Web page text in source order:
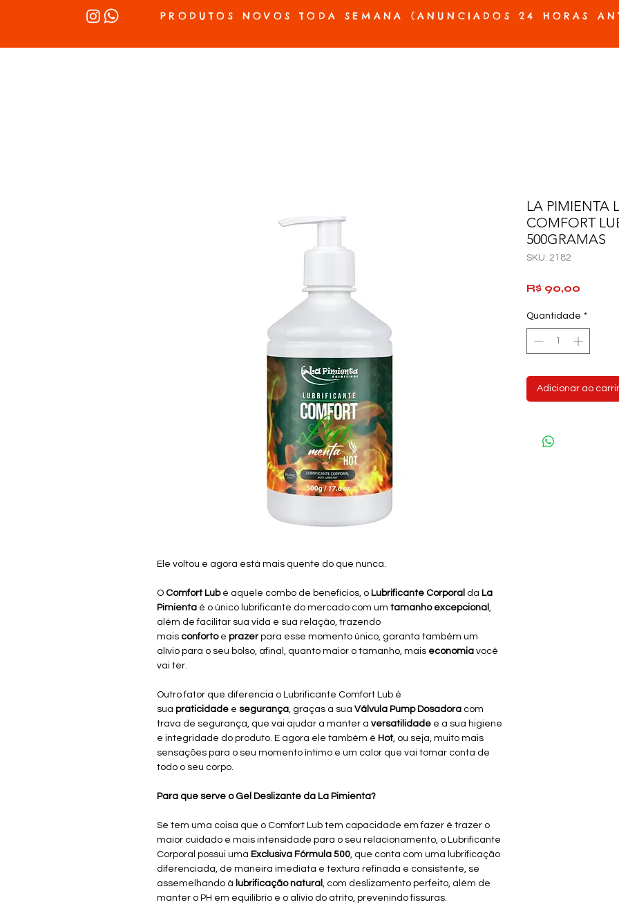
PRODUTOS NOVOS TODA SEMANA (ANUNCIADOS 24 HORAS
Ele voltou e agora está mais quente do que nunca.
O Comfort Lubé aquele combo de benefícios, o Lubrificante Corporal da La
Pimienta é o único lubrificante do mercado com um tamanho excepcional ,
além de facilitar sua vida e sua relação, trazendo
mais conforto e prazerpara esse momento único, garanta também um
alívio para o seu bolso, afinal, quanto maior o tamanho, mais economia você
vai ter.
Outro fator que diferencia o Lubrificante Comfort Lub é
sua praticidade e segurança, graças a sua Válvula Pump Dosadora com
trava de segurança, que vai ajudar a manter a versatilidade e a sua higiene
e integridade do produto. E agora ele também é Hot, ou seja, muito mais
sensações para o seu momento íntimo e um calor que vai tomar conta de
todo o seu corpo.
Para que serve o Gel Deslizante da La Pimienta?
Se tem uma coisa que o Comfort Lub tem capacidade em fazer é trazer o
maior cuidado e mais intensidade para o seu relacionamento, o Lubrificante
Corporal possui uma Exclusiva Fórmula 500, que conta com uma lubrificação
diferenciada, de maneira imediata e textura refinada e consistente, se
assemelhando à lubrificação natural , com deslizamento perfeito, além de
manter o PH em equilíbrio e o alívio do atrito, prevenindo fissuras.
LA PIMIENTA
COMFORT
500GRAMAS
SKU: 2182
R$ 90,00
Quantidade *
Adicionar ao